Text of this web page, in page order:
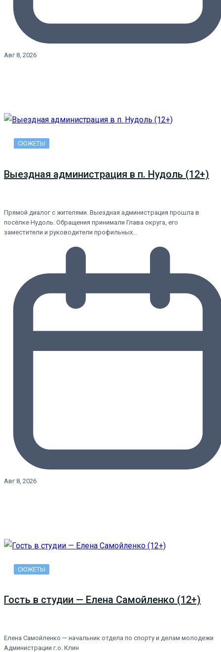
Авг 8, 2026
СЮЖЕТЫ
Выездная администрация в п. Нудоль (12+)
Прямой диалог с жителями. Выездная администрация прошла в
посёлке Нудоль. Обращения принимали Глава округа, его
заместители и руководители профильных…
Авг 8, 2026
СЮЖЕТЫ
Гость в студии — Елена Самойленко (12+)
Елена Самойленко — начальник отдела по спорту и делам молодежи
Администрации г.о. Клин